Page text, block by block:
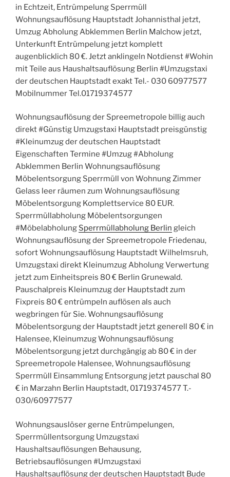
in Echtzeit, Entrümpelung Sperrmüll
Wohnungsauflösung Hauptstadt Johannisthal jetzt,
Umzug Abholung Abklemmen Berlin Malchow jetzt,
Unterkunft Entrümpelung jetzt komplett
augenblicklich 80 €. Jetzt anklingeln Notdienst #Wohin
mit Teile aus Haushaltsauflösung Berlin #Umzugstaxi
der deutschen Hauptstadt exakt Tel.- 030 60977577
Mobilnummer Tel.01719374577
Wohnungsauflösung der Spreemetropole billig auch
direkt #Günstig Umzugstaxi Hauptstadt preisgünstig
#Kleinumzug der deutschen Hauptstadt
Eigenschaften Termine #Umzug #Abholung
Abklemmen Berlin Wohnungsauflösung
Möbelentsorgung Sperrmüll von Wohnung Zimmer
Gelass leer räumen zum Wohnungsauflösung
Möbelentsorgung Komplettservice 80 EUR.
Sperrmüllabholung Möbelentsorgungen
#Möbelabholung Sperrmüllabholung Berlin gleich
Wohnungsauflösung der Spreemetropole Friedenau,
sofort Wohnungsauflösung Hauptstadt Wilhelmsruh,
Umzugstaxi direkt Kleinumzug Abholung Verwertung
jetzt zum Einheitspreis 80 € Berlin Grunewald.
Pauschalpreis Kleinumzug der Hauptstadt zum
Fixpreis 80 € entrümpeln auflösen als auch
wegbringen für Sie. Wohnungsauflösung
Möbelentsorgung der Hauptstadt jetzt generell 80 € in
Halensee, Kleinumzug Wohnungsauflösung
Möbelentsorgung jetzt durchgängig ab 80 € in der
Spreemetropole Halensee, Wohnungsauflösung
Sperrmüll Einsammlung Entsorgung jetzt pauschal 80
€ in Marzahn Berlin Hauptstadt, 01719374577 T.-
030/60977577
Wohnungsauslöser gerne Entrümpelungen,
Sperrmüllentsorgung Umzugstaxi
Haushaltsauflösungen Behausung,
Betriebsauflösungen #Umzugstaxi
Haushaltsauflösung der deutschen Hauptstadt Bude